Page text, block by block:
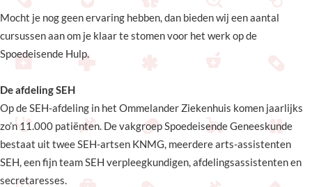
Mocht je nog geen ervaring hebben, dan bieden wij een aantal
cursussen aan om je klaar te stomen voor het werk op de
Spoedeisende Hulp.
De afdeling SEH
Op de SEH-afdeling in het Ommelander Ziekenhuis komen jaarlijks
zo’n 11.000 patiënten. De vakgroep Spoedeisende Geneeskunde
bestaat uit twee SEH-artsen KNMG, meerdere arts-assistenten
SEH, een fijn team SEH verpleegkundigen, afdelingsassistenten en
secretaresses.